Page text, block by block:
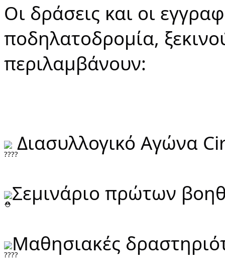
Οι δράσεις και οι
ποδηλατοδρομία,
περιλαμβάνουν:
Διασυλλογικό Αγώνα
Σεμινάριο πρώτων
Μαθησιακές